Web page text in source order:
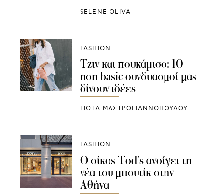
SELENE OLIVA
FASHION
Τζιν και πουκάμισο: 10
non basic συνδυασμοί μας
δίνουν ιδέες
ΓΙΩΤΑ ΜΑΣΤΡΟΓΙΑΝΝΟΠΟΥΛΟΥ
FASHION
Ο οίκος Tod’s ανοίγει τη
νέα του μπουτίκ στην
Αθήνα